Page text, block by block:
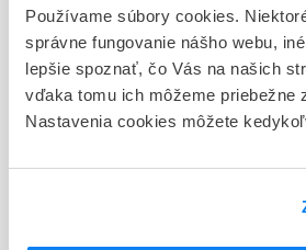
Používame súbory cookies.
správne fungovanie nášho webu,
lepšie spoznať, čo Vás na našich
vďaka tomu ich môžeme priebežne
Nastavenia cookies môžete
Stav
D - Registrácia bez obmedzenia
Typ registračnej procedúry
Decentralizovaná